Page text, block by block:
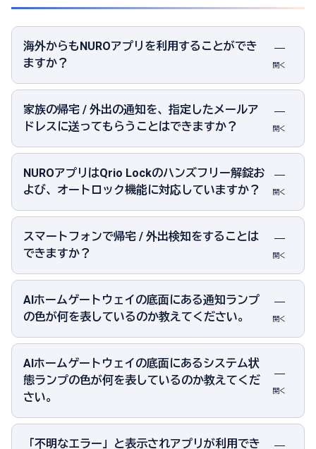
海外からもNUROアプリを利用することができ
ますか？
開く
家族の帰宅 / 外出の通知を、指定したメールア
ドレスに送ってもらうことはできますか？
開く
NUROアプリはQrio Lockのハンズフリー解錠お
よび、オートロック機能に対応していますか？
開く
スマートフォンで帰宅 / 外出検知をすることは
できますか？
開く
AIホームゲートウェイの底面にある通知ランプ
の色が何を表しているのか教えてください。
開く
AIホームゲートウェイの底面にあるシステム状
態ランプの色が何を表しているのか教えてくだ
さい。
開く
「不明なエラー」と表示されアプリが利用でき